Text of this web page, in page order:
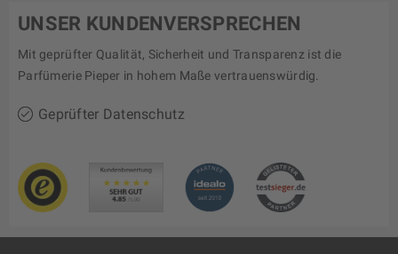
UNSER KUNDENVERSPRECHEN
Mit geprüfter Qualität, Sicherheit und Transparenz ist die
Parfümerie Pieper in hohem Maße vertrauenswürdig.
Geprüfter Datenschutz